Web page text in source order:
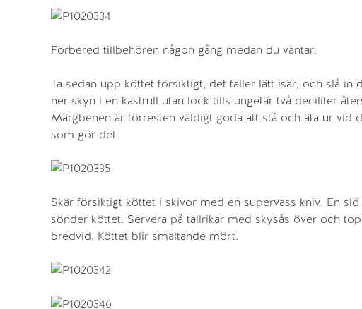
Förbered tillbehören någon gång medan du väntar.
Ta sedan upp köttet försiktigt, det faller lätt isär, och slå in
ner skyn i en kastrull utan lock tills ungefär två deciliter
Märgbenen är förresten väldigt goda att stå och äta ur vid
som gör det.
Skär försiktigt köttet i skivor med en supervass kniv. En
sönder köttet. Servera på tallrikar med skysås över och
bredvid. Köttet blir smältande mört.